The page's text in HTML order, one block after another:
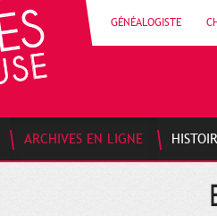
GÉNÉALOGISTE
ARCHIVES EN LIGNE